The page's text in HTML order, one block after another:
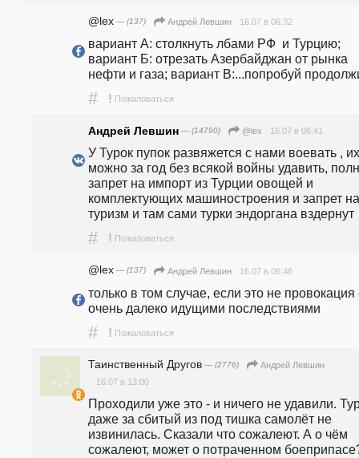
@lex — (137) Андрей Левшин 16.07 в 06:32
вариант А: столкнуть лбами РФ  и Турцию;
вариант Б: отрезать Азербайджан от рынка
нефти и газа; вариант В:...попробуй
# ! Пожаловаться
Андрей Левшин — (14790) @lex 16.07 в 06:41
У Турок пупок развяжется с нами воевать , их
можно за год без всякой войны удавить,
запрет на импорт из Турции овощей и
комплектующих машиностроения и запрет на
туризм и там сами турки эндоргана вздернут
# ! Пожаловаться
@lex — (137) Андрей Левшин 16.07 в 06:46
только в том случае, если это не провокация
очень далеко идущими последствиями
# ! Пожаловаться
Таинственный Другов — (2776)
Андрей Левшин
16.07 в 13:00
Проходили уже это - и ничего не удавили.
даже за сбитый из под тишка самолёт не
извинилась. Сказали что сожалеют. А о чём
сожалеют, может о потраченном